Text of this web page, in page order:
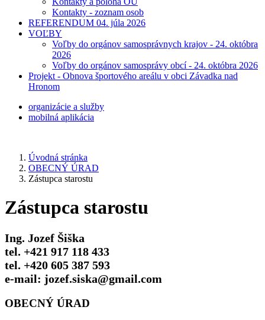
Kontakty - zoznam osob
REFERENDUM 04. júla 2026
VOĽBY
Voľby do orgánov samosprávnych krajov - 24. októbra
2026
Voľby do orgánov samosprávy obcí - 24. októbra 2026
Projekt - Obnova športového areálu v obci Závadka nad
Hronom
organizácie a služby
mobilná aplikácia
Úvodná stránka
OBECNÝ ÚRAD
Zástupca starostu
Zástupca starostu
Ing. Jozef Šiška
tel. +421 917 118 433
tel. +420 605 387 593
e-mail: jozef.siska@gmail.com
OBECNÝ ÚRAD